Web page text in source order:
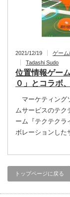
2021/12/19 ゲーム
Tadashi Sudo
位置情報ゲー
０」とコラボ
マーケティング
ムサービスのテク
ーム『テクテクラ
ボレーションし
トップページに戻る